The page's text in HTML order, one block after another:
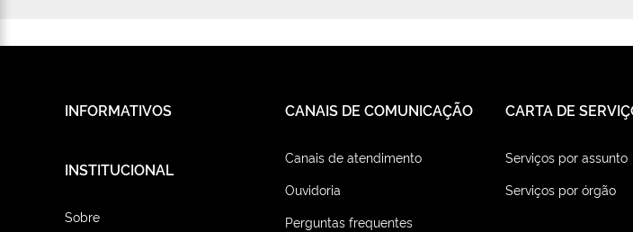
INFORMATIVOS CANAIS DE COMUNICAÇÃO
Canais de atendimento
Ouvidoria
Perguntas frequentes
CARTA DE
Serviços por assunto
Serviços por órgão
INSTITUCIONAL
Sobre